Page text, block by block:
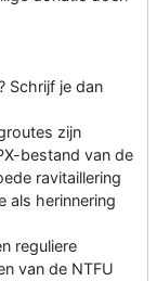
Schrijf je dan
zijn
bestand van de
ravitaillering
als herinnering
reguliere
van de NTFU